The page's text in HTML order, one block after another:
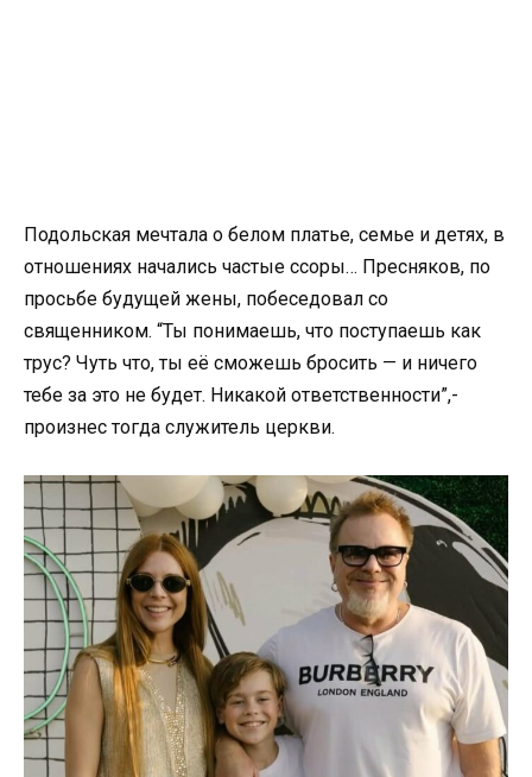
Подольская мечтала о белом платье, семье и детях, в
отношениях начались частые ссоры… Пресняков, по
просьбе будущей жены, побеседовал со
священником. “Ты понимаешь, что поступаешь как
трус? Чуть что, ты её сможешь бросить — и ничего
тебе за это не будет. Никакой ответственности”,-
произнес тогда служитель церкви.